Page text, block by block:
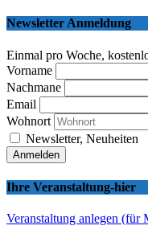
Newsletter Anmeldung
Einmal pro Woche,
Vorname
Nachmane
Email
Wohnort
Newsletter, Neuheiten
Ihre Veranstaltung-hier
Veranstaltung anlegen (für